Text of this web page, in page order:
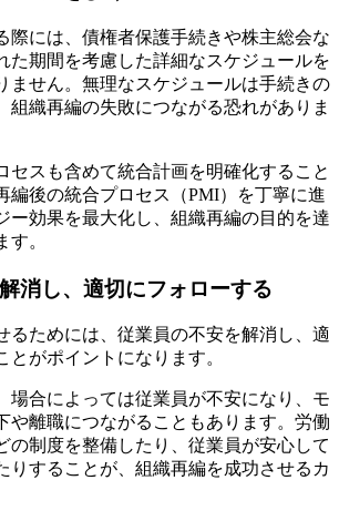
際には、債権者保護手続きや株主総会な
た期間を考慮した詳細なスケジュールを
ません。無理なスケジュールは手続きの
組織再編の失敗につながる恐れがありま
セスも含めて統合計画を明確化すること
編後の統合プロセス（PMI）を丁寧に進
ー効果を最大化し、組織再編の目的を達
す。
消し、適切にフォローする
るためには、従業員の不安を解消し、適
とがポイントになります。
場合によっては従業員が不安になり、モ
や離職につながることもあります。労働
の制度を整備したり、従業員が安心して
りすることが、組織再編を成功させるカ